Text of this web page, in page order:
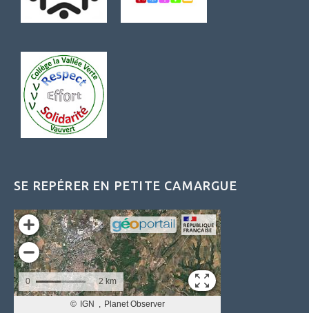
SE REPÉRER EN PETITE CAMARGUE